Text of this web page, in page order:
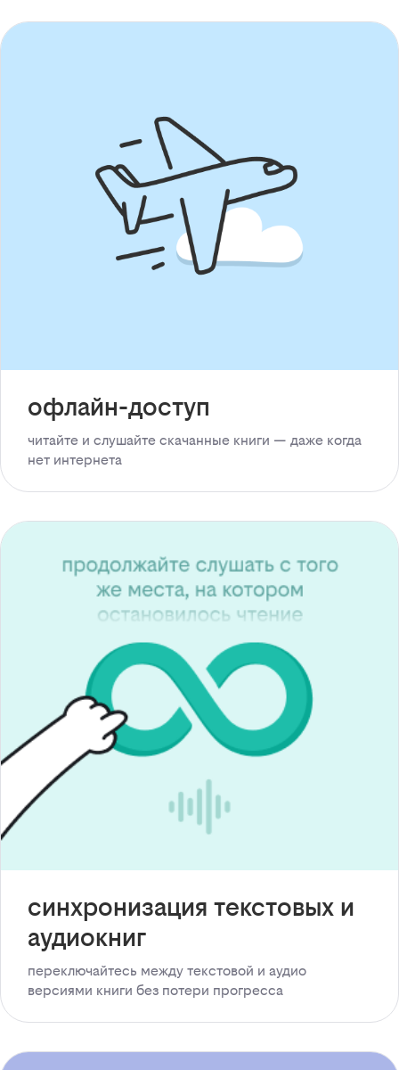
офлайн-доступ
читайте и слушайте скачанные книги — даже когда
нет интернета
синхронизация текстовых и
аудиокниг
переключайтесь между текстовой и аудио
версиями книги без потери прогресса